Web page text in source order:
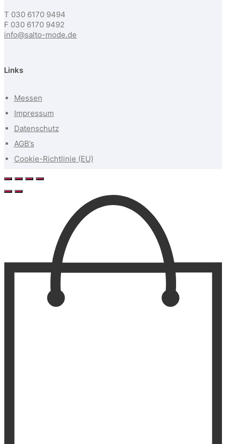
T 030 6170 9494
F 030 6170 9492
info@salto-mode.de
Links
Messen
Impressum
Datenschutz
AGB’s
Cookie-Richtlinie (EU)